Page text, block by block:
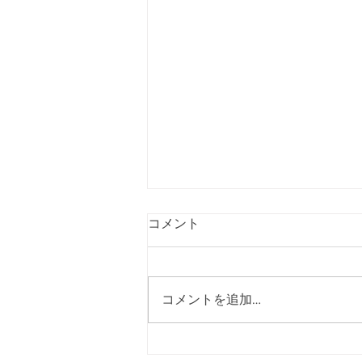
コメント
コメントを追加…